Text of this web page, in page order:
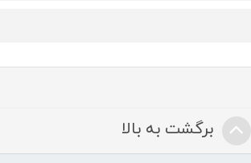
برگشت به بالا